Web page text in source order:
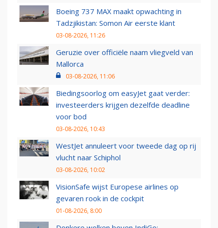
Boeing 737 MAX maakt opwachting in
Tadzjikistan: Somon Air eerste klant
03-08-2026, 11:26
Geruzie over officiële naam vliegveld van
Mallorca
03-08-2026, 11:06
Biedingsoorlog om easyJet gaat verder:
investeerders krijgen dezelfde deadline
voor bod
03-08-2026, 10:43
WestJet annuleert voor tweede dag op rij
vlucht naar Schiphol
03-08-2026, 10:02
VisionSafe wijst Europese airlines op
gevaren rook in de cockpit
01-08-2026, 8:00